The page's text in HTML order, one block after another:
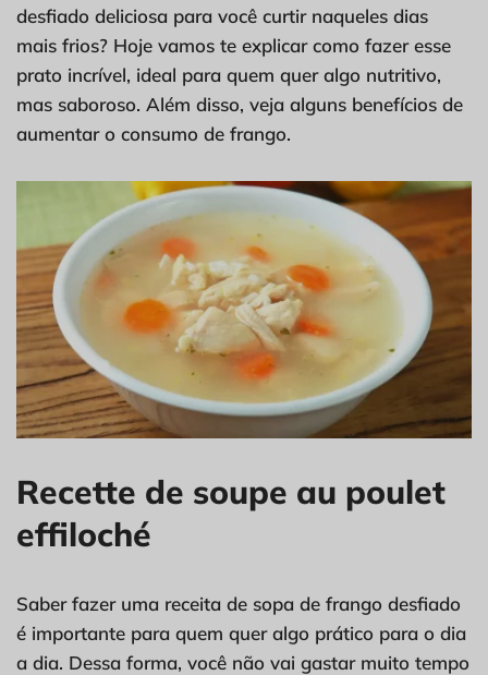
desfiado deliciosa para você curtir naqueles dias
mais frios? Hoje vamos te explicar como fazer esse
prato incrível, ideal para quem quer algo nutritivo,
mas saboroso. Além disso, veja alguns benefícios de
aumentar o consumo de frango.
Recette de soupe au poulet
effiloché
Saber fazer uma receita de sopa de frango desfiado
é importante para quem quer algo prático para o dia
a dia. Dessa forma, você não vai gastar muito tempo